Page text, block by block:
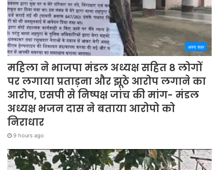
अपना शहर
महिला ने भाजपा मंडल अध्यक्ष सहित 8 लोगों
पर लगाया प्रताड़ना और झूठे आरोप लगाने का
आरोप, एसपी से निष्पक्ष जांच की मांग- मंडल
अध्यक्ष भजन दास ने बताया आरोपो को
निराधार
9 hours ago